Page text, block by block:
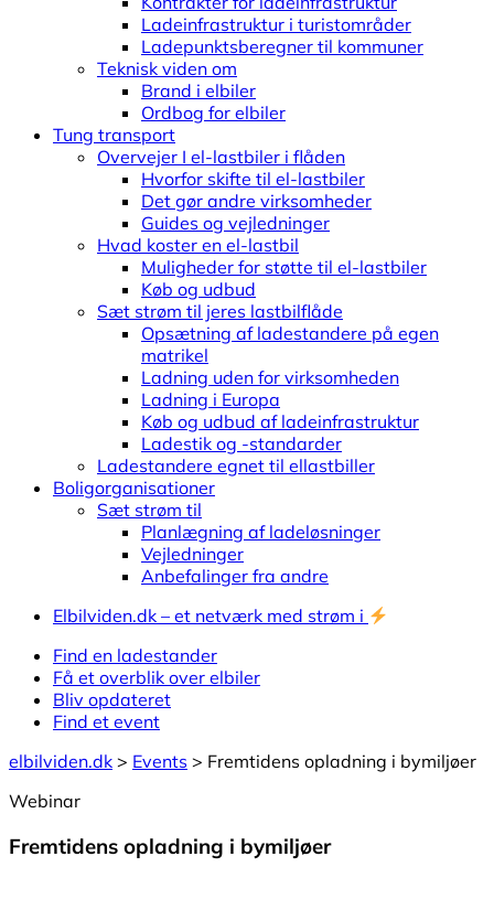
Ladeinfrastruktur i turistområder
Ladepunktsberegner til kommuner
Teknisk viden om
Brand i elbiler
Ordbog for elbiler
Tung transport
Overvejer I el-lastbiler i flåden
Hvorfor skifte til el-lastbiler
Det gør andre virksomheder
Guides og vejledninger
Hvad koster en el-lastbil
Muligheder for støtte til el-lastbiler
Køb og udbud
Sæt strøm til jeres lastbilflåde
Opsætning af ladestandere på egen
matrikel
Ladning uden for virksomheden
Ladning i Europa
Køb og udbud af ladeinfrastruktur
Ladestik og -standarder
Ladestandere egnet til ellastbiller
Boligorganisationer
Sæt strøm til
Planlægning af ladeløsninger
Vejledninger
Anbefalinger fra andre
Elbilviden.dk – et netværk med strøm i
Find en ladestander
Få et overblik over elbiler
Bliv opdateret
Find et event
elbilviden.dk > Events > Fremtidens opladning i bymiljøer
Webinar
Fremtidens opladning i bymiljøer